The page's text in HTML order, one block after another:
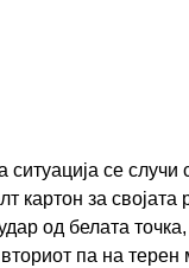
се случи
картон за својата
од белата
па на